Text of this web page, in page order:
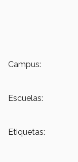
Campus:
Escuelas:
Etiquetas: